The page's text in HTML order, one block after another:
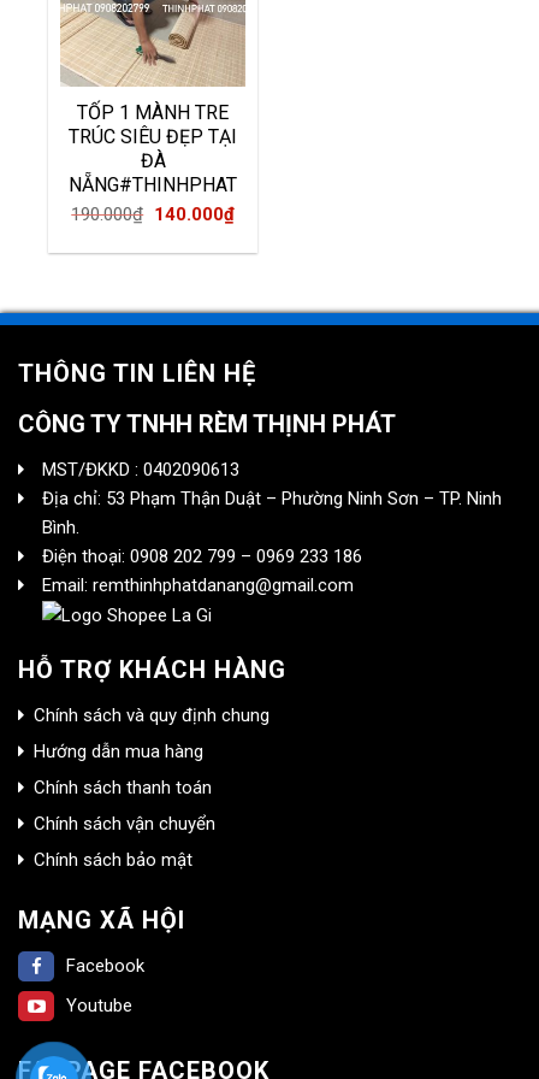
TỐP 1 MÀNH TRE
TRÚC SIÊU ĐẸP TẠI
ĐÀ
NẴNG#THINHPHAT
190.000₫ Original
140.000₫Current
THÔNG TIN LIÊN HỆ
CÔNG TY TNHH RÈM THỊNH PHÁT
MST/ĐKKD : 0402090613
Địa chỉ: 53 Phạm Thận Duật – Phường Ninh Sơn – TP. Ninh
Bình.
Điện thoại: 0908 202 799 – 0969 233 186
Email: remthinhphatdanang@gmail.com
HỖ TRỢ KHÁCH HÀNG
Chính sách và quy định chung
Hướng dẫn mua hàng
Chính sách thanh toán
Chính sách vận chuyển
Chính sách bảo mật
MẠNG XÃ HỘI
Facebook
Youtube
FANPAGE FACEBOOK